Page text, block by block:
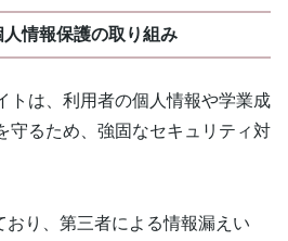
情報保護の取り組み
トは、利用者の個人情報や学業成
守るため、強固なセキュリティ対
おり、第三者による情報漏えい